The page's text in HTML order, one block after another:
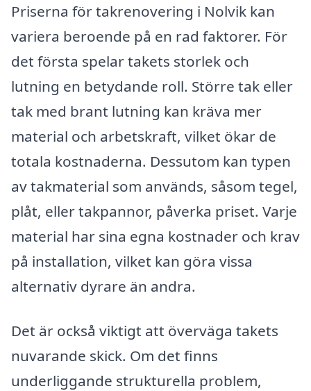
Priserna för takrenovering i Nolvik kan
variera beroende på en rad faktorer. För
det första spelar takets storlek och
lutning en betydande roll. Större tak eller
tak med brant lutning kan kräva mer
material och arbetskraft, vilket ökar de
totala kostnaderna. Dessutom kan typen
av takmaterial som används, såsom tegel,
plåt, eller takpannor, påverka priset. Varje
material har sina egna kostnader och krav
på installation, vilket kan göra vissa
alternativ dyrare än andra.
Det är också viktigt att överväga takets
nuvarande skick. Om det finns
underliggande strukturella problem,